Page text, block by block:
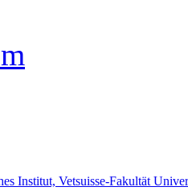
Institut, Vetsuisse-Fakultät